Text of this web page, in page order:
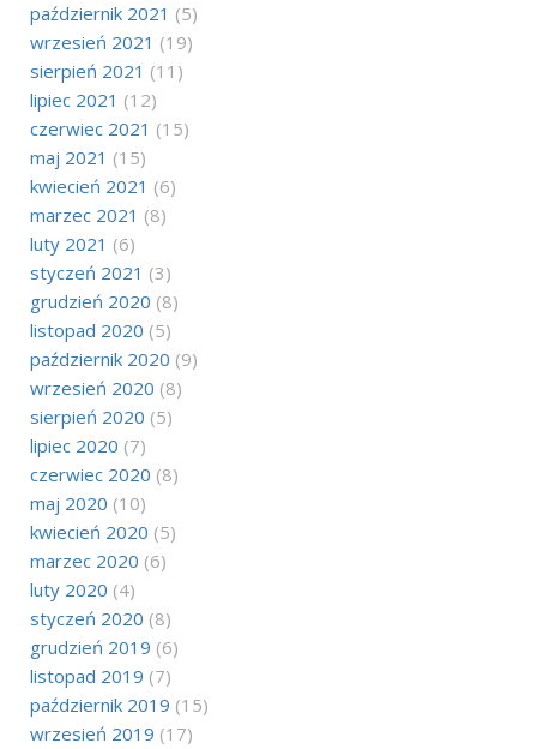
październik 2021 (5)
wrzesień 2021 (19)
sierpień 2021 (11)
lipiec 2021 (12)
czerwiec 2021 (15)
maj 2021 (15)
kwiecień 2021 (6)
marzec 2021 (8)
luty 2021 (6)
styczeń 2021 (3)
grudzień 2020 (8)
listopad 2020 (5)
październik 2020 (9)
wrzesień 2020 (8)
sierpień 2020 (5)
lipiec 2020 (7)
czerwiec 2020 (8)
maj 2020 (10)
kwiecień 2020 (5)
marzec 2020 (6)
luty 2020 (4)
styczeń 2020 (8)
grudzień 2019 (6)
listopad 2019 (7)
październik 2019 (15)
wrzesień 2019 (17)